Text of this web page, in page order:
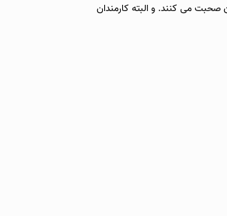
می کنند. و البته کارمندان